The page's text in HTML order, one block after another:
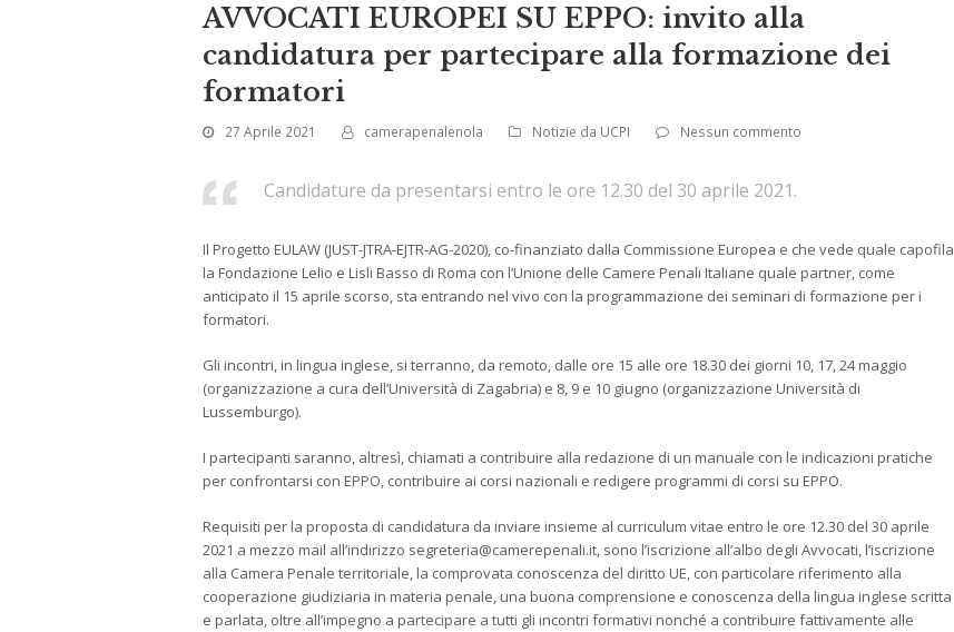
AVVOCATI EUROPEI SU EPPO: invito alla
candidatura per partecipare alla formazione dei
formatori
27 Aprile 2021 camerapenalenola Notizie da UCPI Nessun commento
Candidature da presentarsi entro le ore 12.30 del 30 aprile 2021.
Il Progetto EULAW (JUST-JTRA-EJTR-AG-2020), co-finanziato dalla Commissione Europea e che vede quale capofila
la Fondazione Lelio e Lisli Basso di Roma con l’Unione delle Camere Penali Italiane quale partner, come
anticipato il 15 aprile scorso, sta entrando nel vivo con la programmazione dei seminari di formazione per i
formatori.
Gli incontri, in lingua inglese, si terranno, da remoto, dalle ore 15 alle ore 18.30 dei giorni 10, 17, 24 maggio
(organizzazione a cura dell’Università di Zagabria) e 8, 9 e 10 giugno (organizzazione Università di
Lussemburgo).
I partecipanti saranno, altresì, chiamati a contribuire alla redazione di un manuale con le indicazioni pratiche
per confrontarsi con EPPO, contribuire ai corsi nazionali e redigere programmi di corsi su EPPO.
Requisiti per la proposta di candidatura da inviare insieme al curriculum vitae entro le ore 12.30 del 30 aprile
2021 a mezzo mail all’indirizzo segreteria@camerepenali.it, sono l’iscrizione all’albo degli Avvocati, l’iscrizione
alla Camera Penale territoriale, la comprovata conoscenza del diritto UE, con particolare riferimento alla
cooperazione giudiziaria in materia penale, una buona comprensione e conoscenza della lingua inglese scritta
e parlata, oltre all’impegno a partecipare a tutti gli incontri formativi nonché a contribuire fattivamente alle